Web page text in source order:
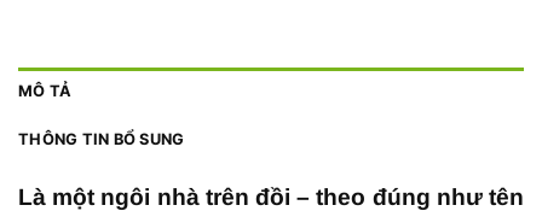
MÔ TẢ
THÔNG TIN BỔ SUNG
Là một ngôi nhà trên đồi – theo đúng như tên